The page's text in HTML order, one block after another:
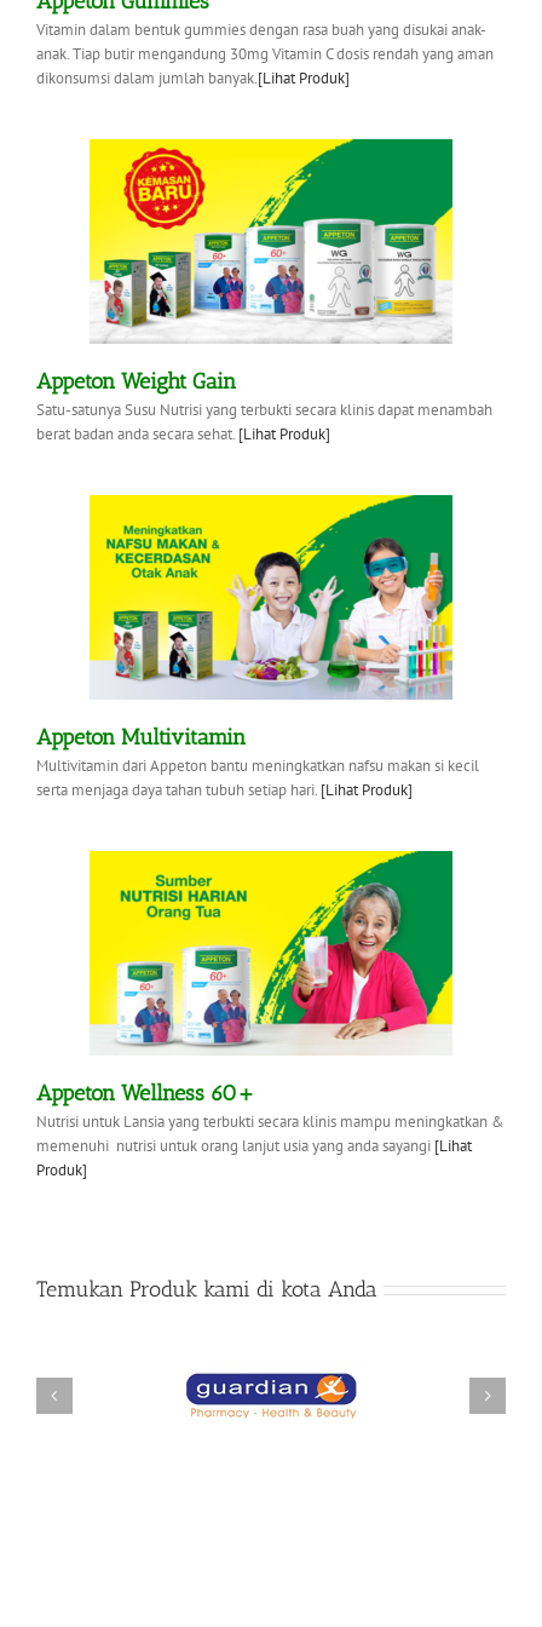
Vitamin dalam bentuk gummies dengan rasa buah yang disukai anak-
anak. Tiap butir mengandung 30mg Vitamin C dosis rendah yang aman
dikonsumsi dalam jumlah banyak.[Lihat Produk]
Appeton Weight Gain
Satu-satunya Susu Nutrisi yang terbukti secara klinis dapat menambah
berat badan anda secara sehat. [Lihat Produk]
Appeton Multivitamin
Multivitamin dari Appeton bantu meningkatkan nafsu makan si kecil
serta menjaga daya tahan tubuh setiap hari. [Lihat Produk]
Appeton Wellness 60+
Nutrisi untuk Lansia yang terbukti secara klinis mampu meningkatkan &
memenuhi nutrisi untuk orang lanjut usia yang anda sayangi [Lihat
Produk]
Temukan Produk kami di kota Anda